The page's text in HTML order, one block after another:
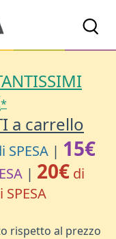
*
a carrello
SPESA| 15€
| 20€ di
rispetto al prezzo